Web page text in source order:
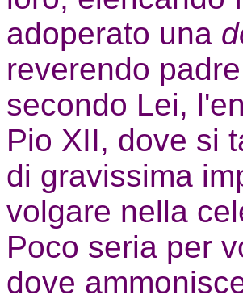
adoperato una
reverendo
secondo Lei,
Pio XII, dove si
di gravissima
volgare nella
Poco seria per
dove